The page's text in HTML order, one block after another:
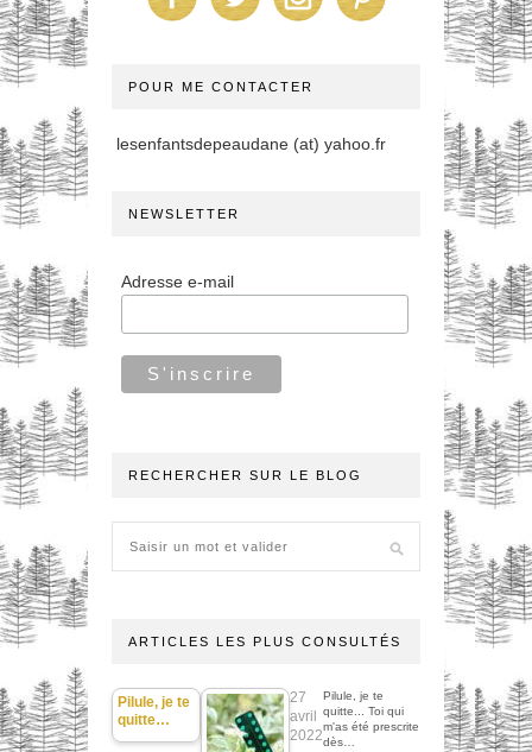
POUR ME CONTACTER
lesenfantsdepeaudane (at) yahoo.fr
NEWSLETTER
Adresse e-mail
RECHERCHER SUR LE BLOG
ARTICLES LES PLUS CONSULTÉS
Pilule, je te
quitte…
27
avril
2022
Pilule, je te
quitte... Toi qui
m'as été prescrite
dès…